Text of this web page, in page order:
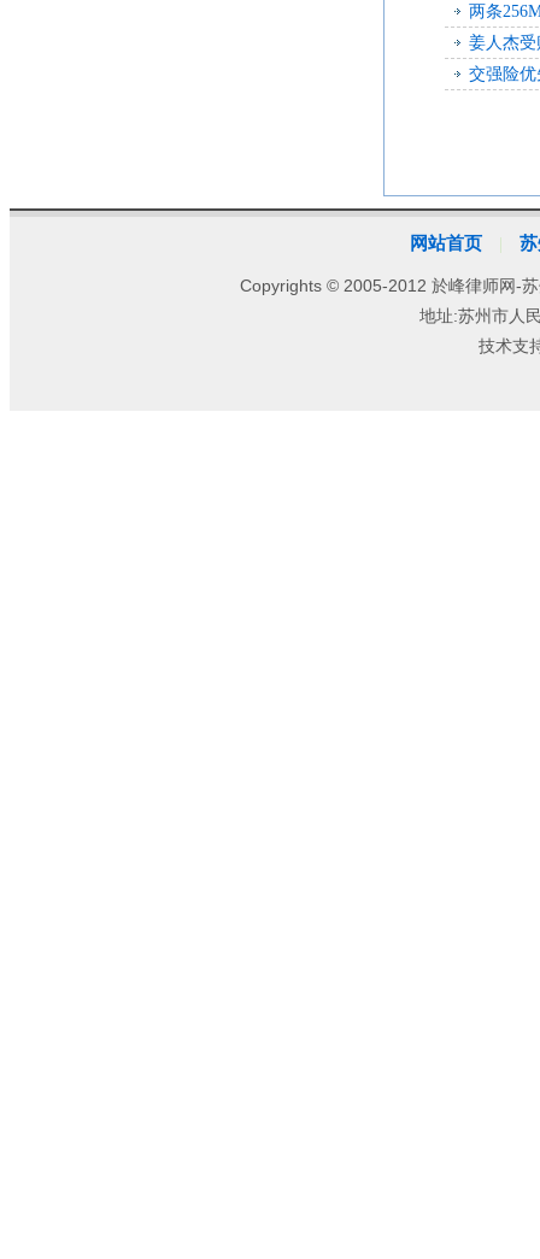
两条
姜人杰
交强险
网站首页
Copyrights © 2005-2012 於峰律师网-
地址:苏州市人
技术支